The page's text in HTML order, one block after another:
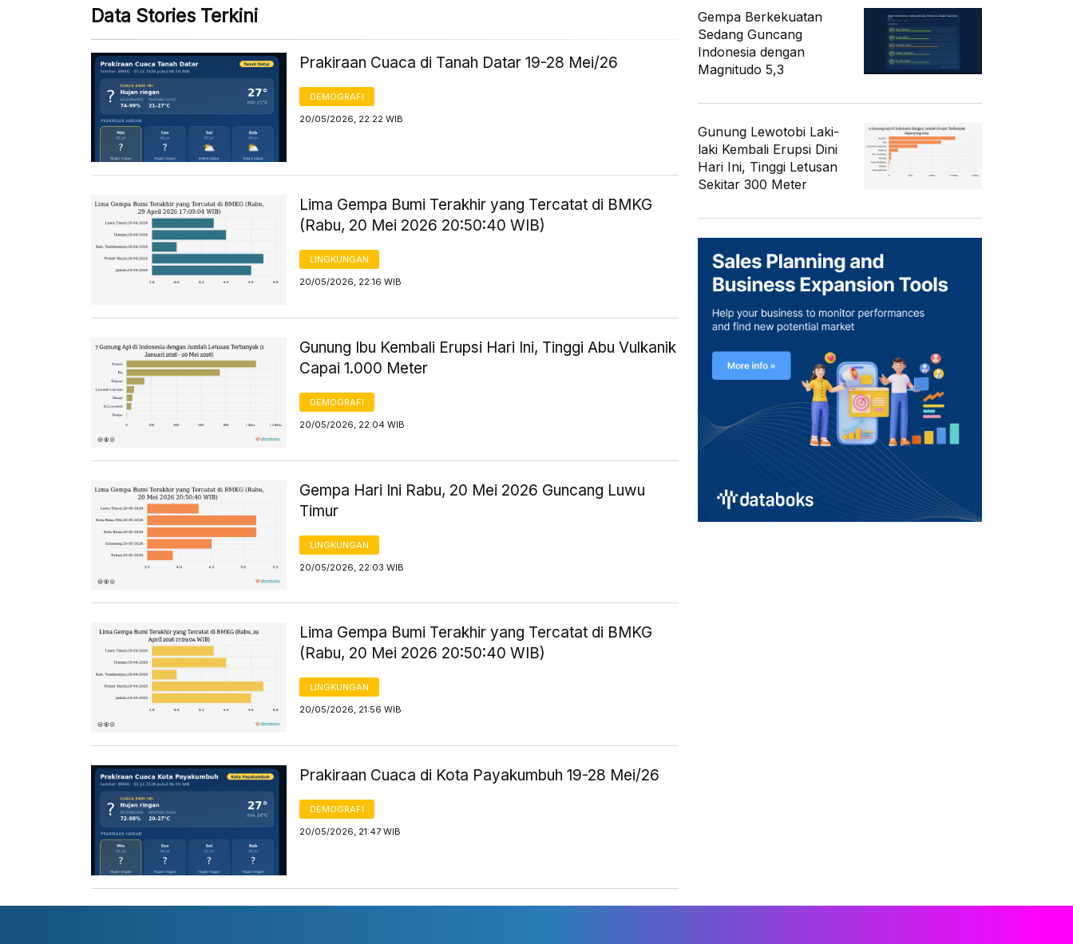
Data Stories Terkini
Prakiraan Cuaca di Tanah Datar 19-28 Mei/26
DEMOGRAFI
20/05/2026, 22:22 WIB
Lima Gempa Bumi Terakhir yang Tercatat di BMKG
(Rabu, 20 Mei 2026 20:50:40 WIB)
LINGKUNGAN
20/05/2026, 22:16 WIB
Gunung Ibu Kembali Erupsi Hari Ini, Tinggi Abu Vulkanik
Capai 1.000 Meter
DEMOGRAFI
20/05/2026, 22:04 WIB
Gempa Hari Ini Rabu, 20 Mei 2026 Guncang Luwu
Timur
LINGKUNGAN
20/05/2026, 22:03 WIB
Lima Gempa Bumi Terakhir yang Tercatat di BMKG
(Rabu, 20 Mei 2026 20:50:40 WIB)
LINGKUNGAN
20/05/2026, 21:56 WIB
Prakiraan Cuaca di Kota Payakumbuh 19-28 Mei/26
DEMOGRAFI
20/05/2026, 21:47 WIB
Gempa Berkekuatan
Sedang Guncang
Indonesia dengan
Magnitudo 5,3
Gunung Lewotobi Laki-
laki Kembali Erupsi Dini
Hari Ini, Tinggi Letusan
Sekitar 300 Meter